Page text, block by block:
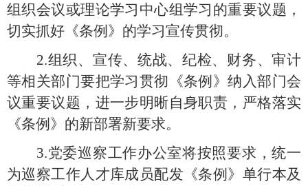
组织会议或理论学习中心组学习的重要议题，
切实抓好《条例》的学习宣传贯彻。
2.组织、宣传、统战、纪检、财务、审计
等相关部门要把学习贯彻 《条例》纳入部门会
议重要议题，进一步明晰自身职责，严格落实
《条例》的新部署新要求。
3.党委巡察工作办公室将按照要求，统一
为巡察工作人才库成员配发《条例》单行本及